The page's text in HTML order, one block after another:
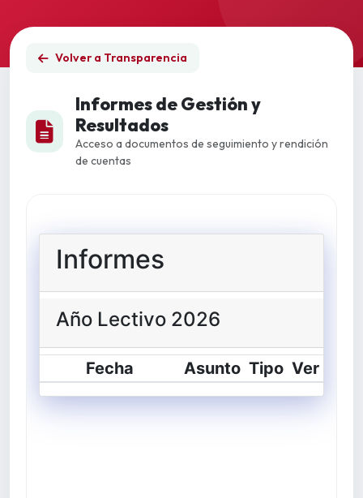
Volver a Transparencia
Informes de Gestión y
Resultados
Acceso a documentos de seguimiento y rendición
de cuentas